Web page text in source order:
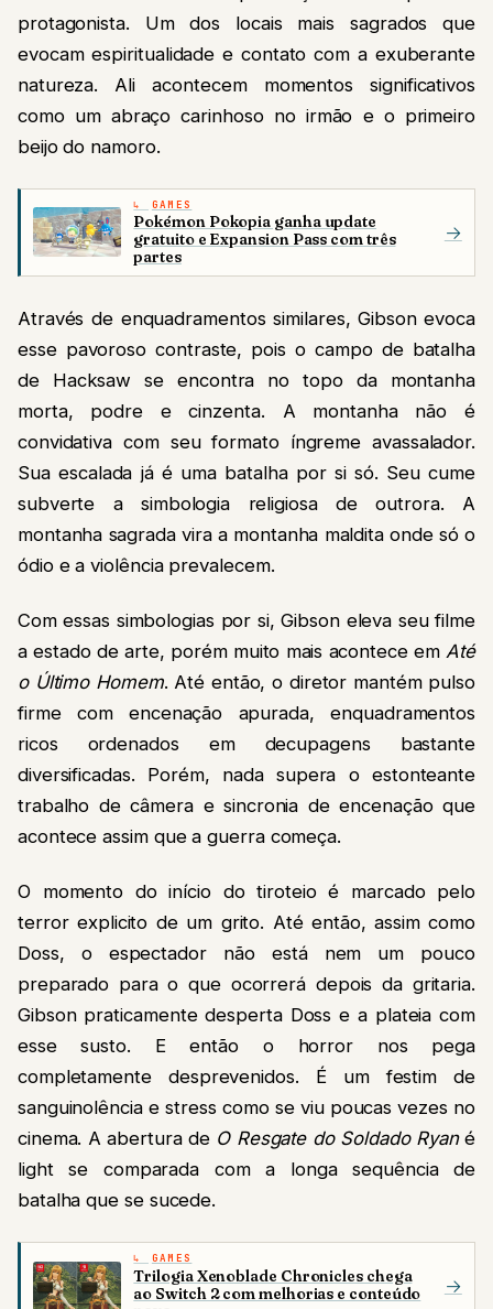
protagonista. Um dos locais mais sagrados que
evocam espiritualidade e contato com a exuberante
natureza. Ali acontecem momentos significativos
como um abraço carinhoso no irmão e o primeiro
beijo do namoro.
GAMES
Pokémon Pokopia ganha update
gratuito e Expansion Pass com três
partes
→
Através de enquadramentos similares, Gibson evoca
esse pavoroso contraste, pois o campo de batalha
de Hacksaw se encontra no topo da montanha
morta, podre e cinzenta. A montanha não é
convidativa com seu formato íngreme avassalador.
Sua escalada já é uma batalha por si só. Seu cume
subverte a simbologia religiosa de outrora. A
montanha sagrada vira a montanha maldita onde só o
ódio e a violência prevalecem.
Com essas simbologias por si, Gibson eleva seu filme
a estado de arte, porém muito mais acontece emAté
o Último Homem. Até então, o diretor mantém pulso
firme com encenação apurada, enquadramentos
ricos ordenados em decupagens bastante
diversificadas. Porém, nada supera o estonteante
trabalho de câmera e sincronia de encenação que
acontece assim que a guerra começa.
O momento do início do tiroteio é marcado pelo
terror explicito de um grito. Até então, assim como
Doss, o espectador não está nem um pouco
preparado para o que ocorrerá depois da gritaria.
Gibson praticamente desperta Doss e a plateia com
esse susto. E então o horror nos pega
completamente desprevenidos. É um festim de
sanguinolência e stress como se viu poucas vezes no
cinema. A abertura de O Resgate do Soldado Ryané
light se comparada com a longa sequência de
batalha que se sucede.
GAMES
Trilogia Xenoblade Chronicles chega
ao Switch 2 com melhorias e conteúdo
→